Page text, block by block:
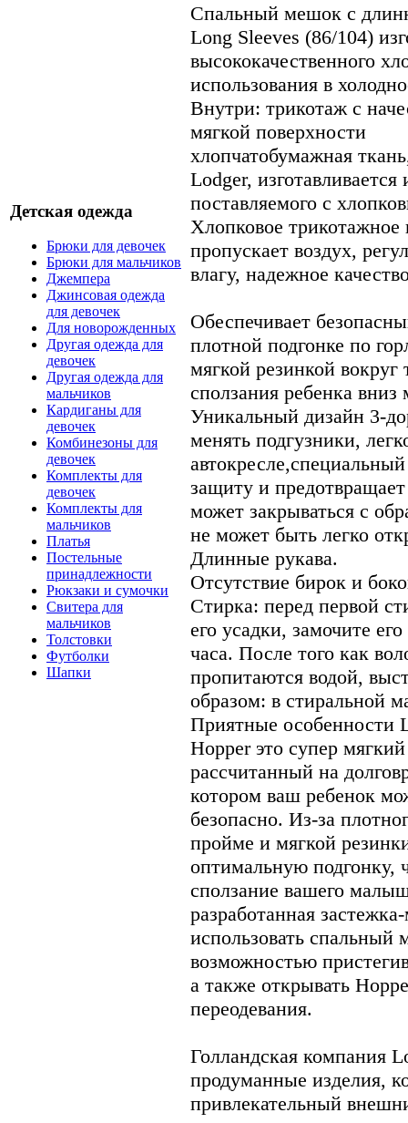
Детская одежда
Брюки для девочек
Брюки для мальчиков
Джемпера
Джинсовая одежда
для девочек
Для новорожденных
Другая одежда для
девочек
Другая одежда для
мальчиков
Кардиганы для
девочек
Комбинезоны для
девочек
Комплекты для
девочек
Комплекты для
мальчиков
Платья
Постельные
принадлежности
Рюкзаки и сумочки
Свитера для
мальчиков
Толстовки
Футболки
Шапки
Спальный мешок с
Long Sleeves (86/104)
высококачественного
использования в
Внутри: трикотаж с
мягкой поверхности
хлопчатобумажная
Lodger,
поставляемого с
Хлопковое трикотажное
пропускает воздух,
влагу, надежное
Обеспечивает
плотной подгонке по
мягкой резинкой
сползания ребенка
Уникальный дизайн 3-
менять подгузники,
защиту и
может закрываться с
не может быть легко
Длинные рукава.
Отсутствие бирок и
Стирка: перед первой
его усадки, замочите
часа. После того как
пропитаются водой,
образом: в стиральной
Приятные особенности
Hopper это супер
рассчитанный на
котором ваш ребенок
безопасно. Из-за
пройме и мягкой
оптимальную подгонку,
сползание вашего
разработанная
использовать спальный
возможностью
а также открывать
переодевания.
Голландская компания
продуманные изделия,
привлекательный